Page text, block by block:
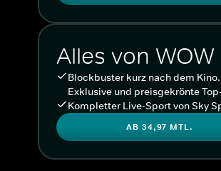
Alles von WOW
Blockbuster kurz nach dem Kino.
Exklusive und preisgekrönte
Kompletter Live-Sport von Sky
AB 34,97 MTL.